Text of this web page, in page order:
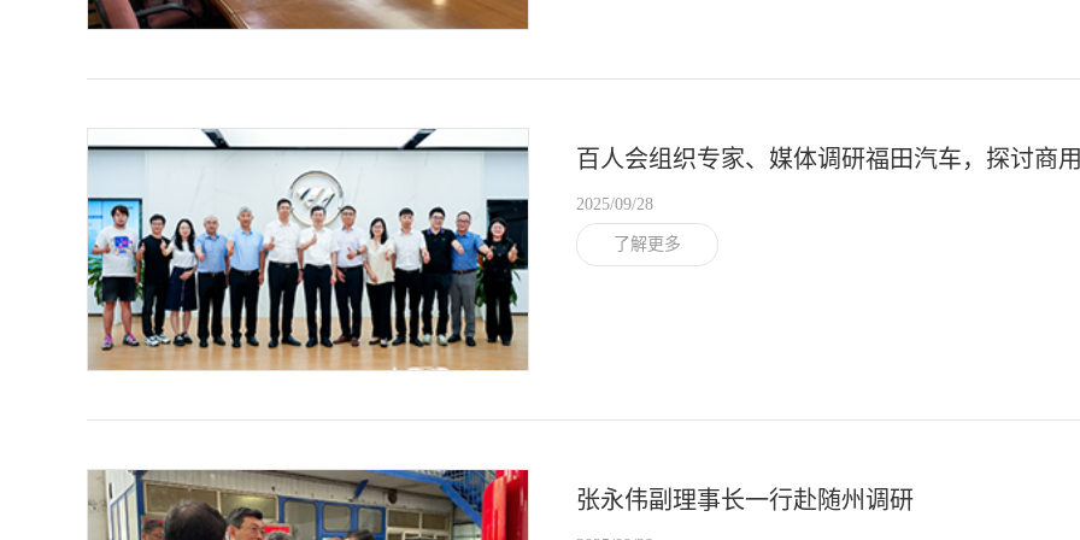
百人会组织专家、媒体调研福田汽车，探讨商
2025/09/28
了解更多
张永伟副理事长一行赴随州调研